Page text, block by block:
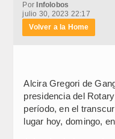
Por Infolobos
julio 30, 2023 22:17
Volver a la Home
Alcira Gregori de
presidencia del
período, en el
lugar hoy, domingo,